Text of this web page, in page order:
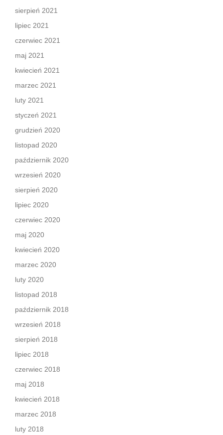
sierpień 2021
lipiec 2021
czerwiec 2021
maj 2021
kwiecień 2021
marzec 2021
luty 2021
styczeń 2021
grudzień 2020
listopad 2020
październik 2020
wrzesień 2020
sierpień 2020
lipiec 2020
czerwiec 2020
maj 2020
kwiecień 2020
marzec 2020
luty 2020
listopad 2018
październik 2018
wrzesień 2018
sierpień 2018
lipiec 2018
czerwiec 2018
maj 2018
kwiecień 2018
marzec 2018
luty 2018